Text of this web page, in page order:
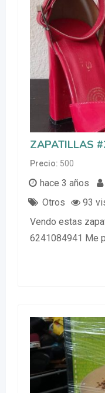
ZAPATILLAS
Precio 500
hace 3 años
Otros
93
Vendo estas
6241084941 Me